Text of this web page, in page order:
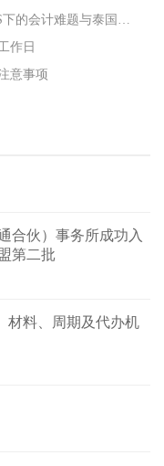
利得税的“资本与收益”之争
作日
意事项
合伙）事务所成功入
第二批
材料、周期及代办机